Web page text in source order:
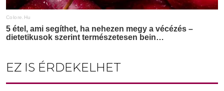
EZ IS ÉRDEKELHET